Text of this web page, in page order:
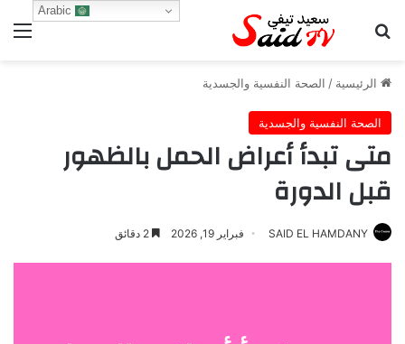
بحث عن
الرئيسية / الصحة النفسية والجسدية
الصحة النفسية والجسدية
متى تبدأ أعراض الحمل بالظهور
قبل الدورة
SAID EL HAMDANY فبراير 19, 2026